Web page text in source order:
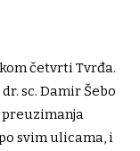
četvrti Tvrđa.
sc. Damir Šebo
preuzimanja
svim ulicama, i